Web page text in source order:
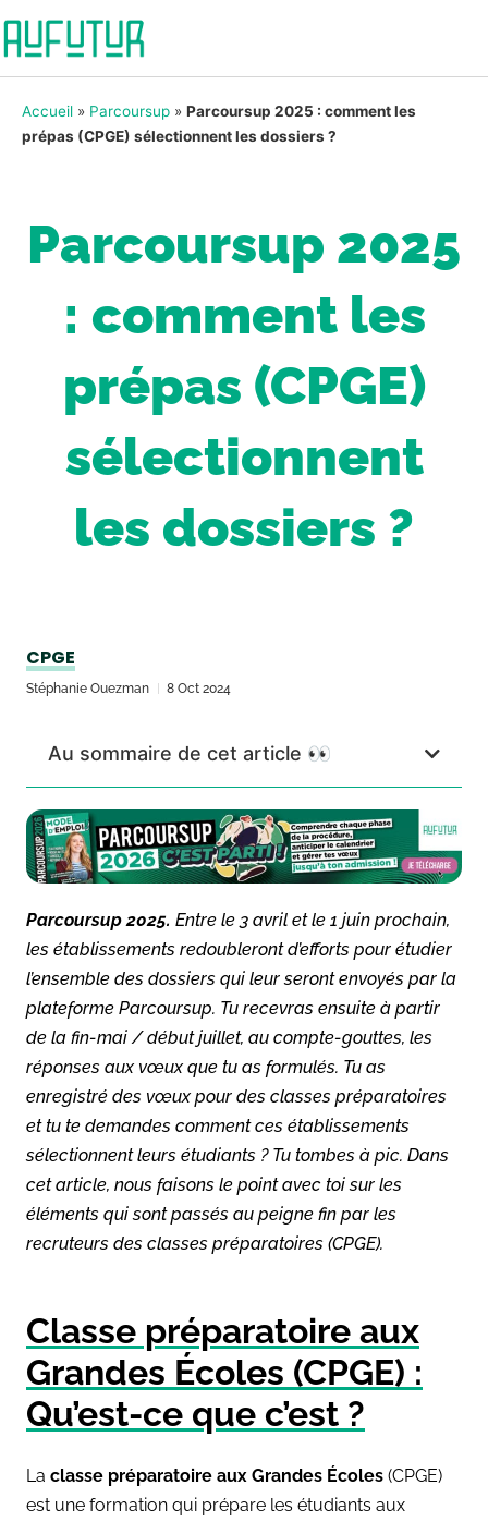
Accueil » Parcoursup » Parcoursup 2025 : comment les
prépas (CPGE) sélectionnent les dossiers ?
Parcoursup 2025
: comment les
prépas (CPGE)
sélectionnent
les dossiers ?
CPGE
Stéphanie Ouezman 8 Oct 2024
Au sommaire de cet article 👀
Parcoursup 2025. Entre le 3 avril et le 1 juin prochain,
les établissements redoubleront d’efforts pour étudier
l’ensemble des dossiers qui leur seront envoyés par la
plateforme Parcoursup. Tu recevras ensuite à partir
de la fin-mai / début juillet, au compte-gouttes, les
réponses aux vœux que tu as formulés. Tu as
enregistré des vœux pour des classes préparatoires
et tu te demandes comment ces établissements
sélectionnent leurs étudiants ? Tu tombes à pic. Dans
cet article, nous faisons le point avec toi sur les
éléments qui sont passés au peigne fin par les
recruteurs des classes préparatoires (CPGE).
Classe préparatoire aux
Grandes Écoles (CPGE) :
Qu’est-ce que c’est ?
La classe préparatoire aux Grandes Écoles (CPGE)
est une formation qui prépare les étudiants aux